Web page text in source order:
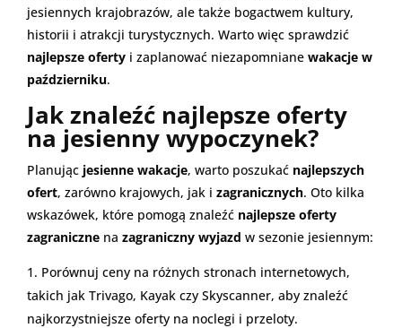
jesiennych krajobrazów, ale także bogactwem kultury,
historii i atrakcji turystycznych. Warto więc sprawdzić
najlepsze oferty i zaplanować niezapomniane wakacje w
październiku.
Jak znaleźć najlepsze oferty
na jesienny wypoczynek?
Planując jesienne wakacje, warto poszukać najlepszych
ofert, zarówno krajowych, jak i zagranicznych. Oto kilka
wskazówek, które pomogą znaleźć najlepsze oferty
zagraniczne na zagraniczny wyjazd w sezonie jesiennym:
Porównuj ceny na różnych stronach internetowych,
takich jak Trivago, Kayak czy Skyscanner, aby znaleźć
najkorzystniejsze oferty na noclegi i przeloty.